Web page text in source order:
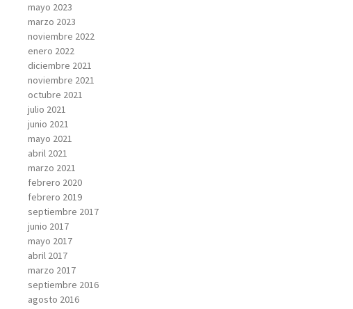
mayo 2023
marzo 2023
noviembre 2022
enero 2022
diciembre 2021
noviembre 2021
octubre 2021
julio 2021
junio 2021
mayo 2021
abril 2021
marzo 2021
febrero 2020
febrero 2019
septiembre 2017
junio 2017
mayo 2017
abril 2017
marzo 2017
septiembre 2016
agosto 2016